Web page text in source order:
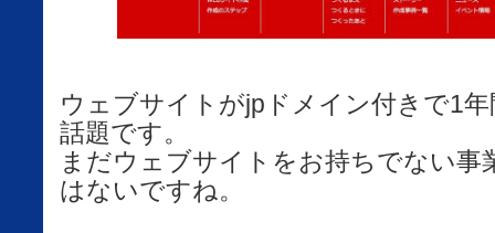
ウェブサイトがjpドメイン付きで1
話題です。
まだウェブサイトをお持ちでない事
はないですね。